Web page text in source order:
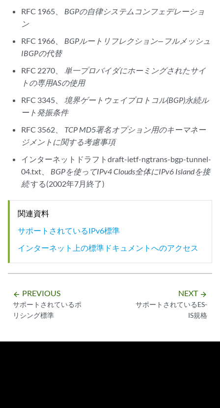
RFC 1965、 BGPの自律システムコンフェデレーショ
ン
RFC 1966、 BGPルートリフレクション—フルメッシュ
IBGPの代替
RFC 2270、単一プロバイダにホーミングされたサイ
トの専用ASの使用
RFC 3345、境界ゲートウェイプロトコル(BGP)永続ル
ート発振条件
RFC 3562、 TCP MD5署名オプション用のキーマネー
ジメントに関する考慮事項
インターネットドラフトdraft-ietf-ngtrans-bgp-tunnel-
04.txt、 BGPを使ってIPv4 Clouds全体にIPv6 Islandを接
続する(2002年7月終了)
関連資料
サポートされているIPv6標準
インターネット上の標準ドキュメントへのアクセス
arrow_backward PREVIOUS
サポートされているポ
リシング標準
NEXT arrow_forward
サポートされているES-
IS規格